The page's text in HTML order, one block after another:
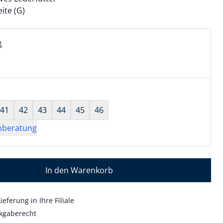
(G)
ausgewählt:
ausgewählt
41
42 43 44 45
46
In den Warenkorb
in Ihre Filiale